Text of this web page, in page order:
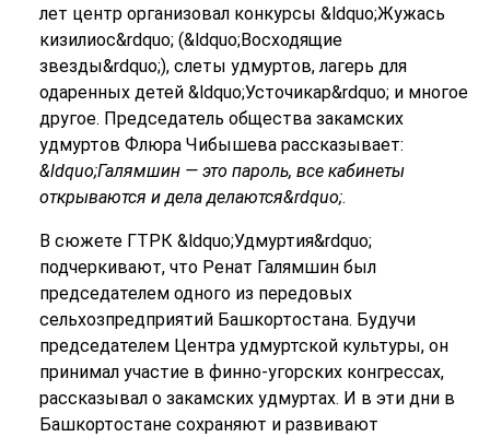
лет центр организовал конкурсы &ldquo;Жужась
кизилиос&rdquo; (&ldquo;Восходящие
звезды&rdquo;), слеты удмуртов, лагерь для
одаренных детей &ldquo;Усточикар&rdquo; и многое
другое. Председатель общества закамских
удмуртов Флюра Чибышева рассказывает:
&ldquo;Галямшин — это пароль, все кабинеты
открываются и дела делаются&rdquo;.
В сюжете ГТРК &ldquo;Удмуртия&rdquo;
подчеркивают, что Ренат Галямшин был
председателем одного из передовых
сельхозпредприятий Башкортостана. Будучи
председателем Центра удмуртской культуры, он
принимал участие в финно-угорских конгрессах,
рассказывал о закамских удмуртах. И в эти дни в
Башкортостане сохраняют и развивают